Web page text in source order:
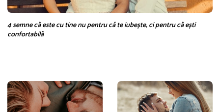
4 semne că este cu tine nu pentru că te iubește, ci pentru că ești
confortabilă